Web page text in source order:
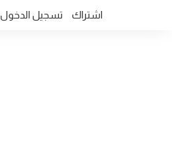
اشتراك تسجيل الدخول